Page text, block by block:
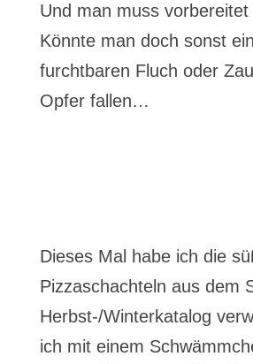
Und man muss
Könnte man doch sonst
furchtbaren Fluch oder
Opfer fallen…
Dieses Mal habe ich die
Pizzaschachteln aus dem
Herbst-/Winterkatalog
ich mit einem